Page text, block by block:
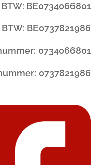
BTW: BE0734066801
BTW: BE0737821986
0734066801
0737821986